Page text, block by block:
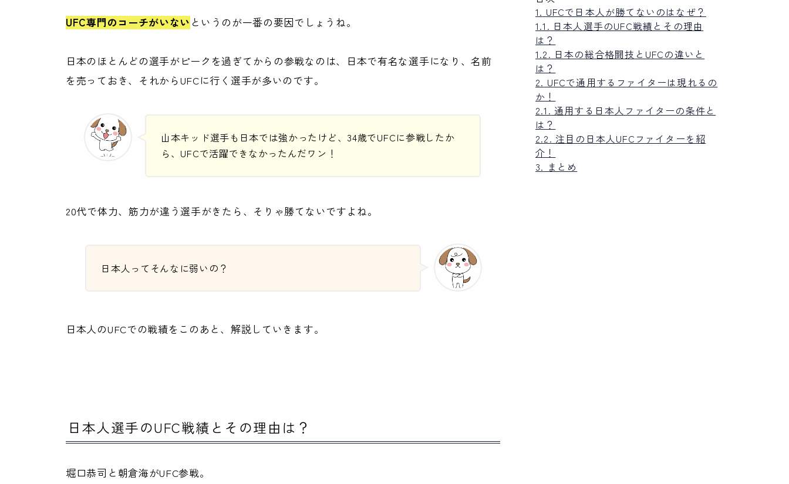
UFC専門のコーチがいない というのが一番の要因でしょうね。
日本のほとんどの選手がピークを過ぎてからの参戦なのは、日本で有名な選手になり、名前
を売っておき、それからUFCに行く選手が多いのです。
山本キッド選手も日本では強かったけど、34歳でUFCに参戦したか
ら、UFCで活躍できなかったんだワン！
20代で体力、筋力が違う選手がきたら、そりゃ勝てないですよね。
日本人ってそんなに弱いの？
日本人のUFCでの戦績をこのあと、解説していきます。
日本人選手のUFC戦績とその理由は？
堀口恭司と朝倉海がUFC参戦。
1. UFCで日本人が勝てないのはなぜ？
1.1. 日本人選手のUFC戦績とその理由
は？
1.2. 日本の総合格闘技とUFCの違いと
は？
2. UFCで通用するファイターは現れるの
か！
2.1. 通用する日本人ファイターの条件と
は？
2.2. 注目の日本人UFCファイターを紹
介！
3. まとめ